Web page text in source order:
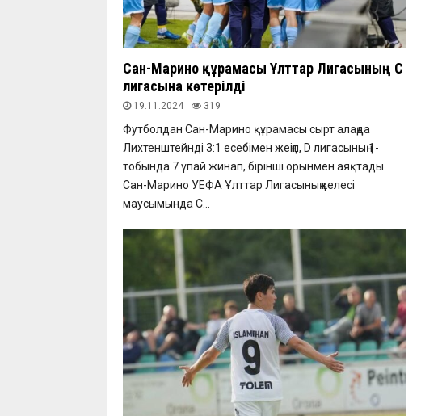
Сан-Марино құрамасы Ұлттар Лигасының С
лигасына көтерілді
19.11.2024 319
Футболдан Сан-Марино құрамасы сырт алаңда
Лихтенштейнді 3:1 есебімен жеңіп, D лигасының 1-
тобында 7 ұпай жинап, бірінші орынмен аяқтады.
Сан-Марино УЕФА Ұлттар Лигасының келесі
маусымында С...